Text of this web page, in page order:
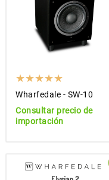
Wharfedale - SW-10
Consultar precio de
importación